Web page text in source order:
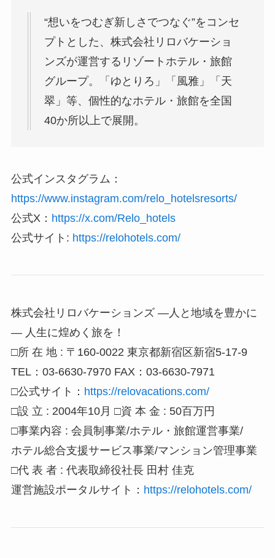
“想いをつむぎ新しさでつなぐ”をコンセ
プトとした、株式会社リロバケーショ
ンズが運営するリゾートホテル・旅館
グループ。「ゆとりろ」「風雅」「天
翠」等、個性的なホテル・旅館を全国
40か所以上で展開。
公式インスタグラム：
https://www.instagram.com/relo_hotelsresorts/
公式X： https://x.com/Relo_hotels
公式サイト: https://relohotels.com/
株式会社リロバケーションズ ―人と地域を豊かに
― 人生に煌めく旅を！
□所 在 地 : 〒160-0022 東京都新宿区新宿5-17-9
TEL：03-6630-7970 FAX：03-6630-7971
□公式サイト： https://relovacations.com/
□設 立 : 2004年10月 □資 本 金 : 50百万円
□事業内容 : 会員制事業/ホテル・旅館運営事業/
ホテル総合支援サービス事業/マンション管理事業
□代 表 者 : 代表取締役社長 田村 佳克
運営施設ポータルサイト： https://relohotels.com/